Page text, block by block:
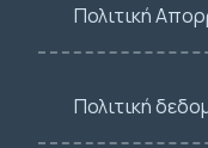
Πολιτική
Πολιτική